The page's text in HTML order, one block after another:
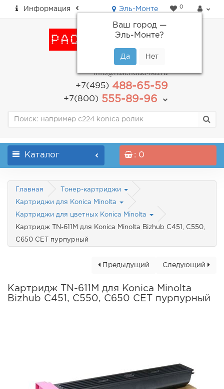
Информация Эль-Монте
Ваш город —
Эль-Монте?
0
пн-пт: с 9.00 до 18.00
info@raschodo4ka.ru
+7(495)488-65-59
+7(800)555-89-96
Каталог : 0
Главная Тонер-картриджи
Картриджи для Konica Minolta
Картриджи для цветных Konica Minolta
Картридж TN-611M для Konica Minolta Bizhub C451, C550,
C650 CET пурпурный
Следующий
Предыдущий
Картридж TN-611M для Konica Minolta
Bizhub C451, C550, C650 CET пурпурный